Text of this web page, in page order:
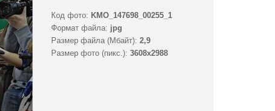
Код фото: KMO_147698_00255_1
Формат файла: jpg
Размер файла (Мбайт): 2,9
Размер фото (пикс.): 3608x2988